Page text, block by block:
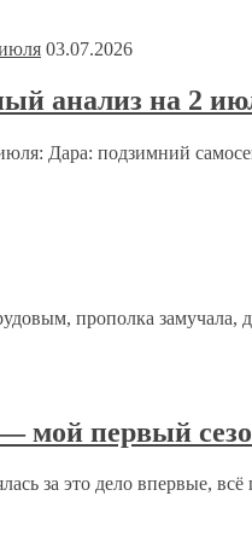
персональных
03.07.2026
анализ на 2
Дара: подзимний
прополка замучала,
мой первый
за это дело впервые, всё